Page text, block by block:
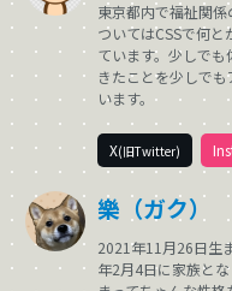
東京都内で福祉関係
ついてはCSSで何
ています。少しで
きたことを少しで
います。
X(旧Twitter)
樂（ガク）
2021年11月26日生
年2月4日に家族と